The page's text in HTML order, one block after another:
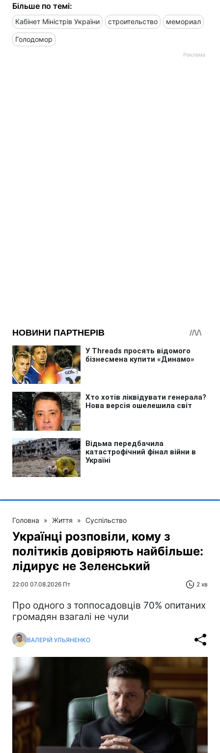
Більше по темі:
Кабінет Міністрів України строительство мемориал
Голодомор
Головна » Життя » Суспільство
Українці розповіли, кому з
політиків довіряють найбільше:
лідирує не Зеленський
22:00 07.08.2026 Пт 2 хв
Про одного з топпосадовців 70% опитаних
громадян взагалі не чули
ВАЛЕРІЙ УЛЬЯНЕНКО